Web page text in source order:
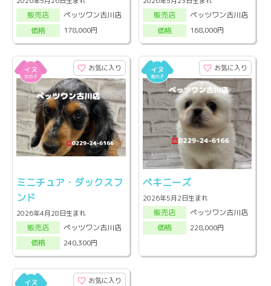
販売店
ペッツワン古川店
価格
178,000円
販売店
ペッツワン古川店
価格
168,000円
お気に入り
ミニチュア・ダックスフ
ンド
2026年4月28日生まれ
販売店
ペッツワン古川店
価格
240,300円
お気に入り
ペキニーズ
2026年5月2日生まれ
販売店
ペッツワン古川店
価格
228,000円
お気に入り